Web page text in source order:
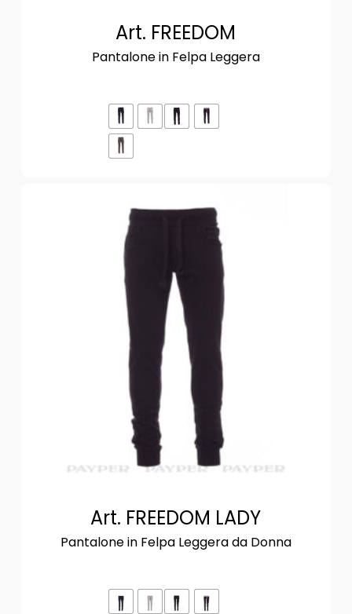
Art. FREEDOM
Pantalone in Felpa Leggera
Art. FREEDOM LADY
Pantalone in Felpa Leggera da Donna